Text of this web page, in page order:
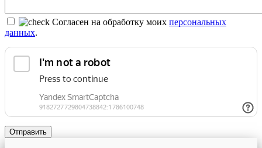
Согласен на обработку моих персональных
данных.
Отправить